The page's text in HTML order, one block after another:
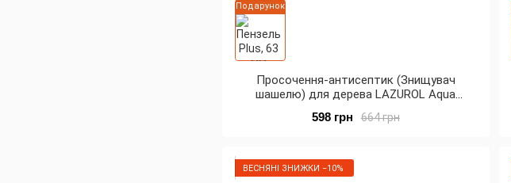
Подарунок
Просочення-антисептик (Знищувач
шашелю) для дерева LAZUROL Aqua
664 грн
598 грн
ВЕСНЯНІ ЗНИЖКИ −10%